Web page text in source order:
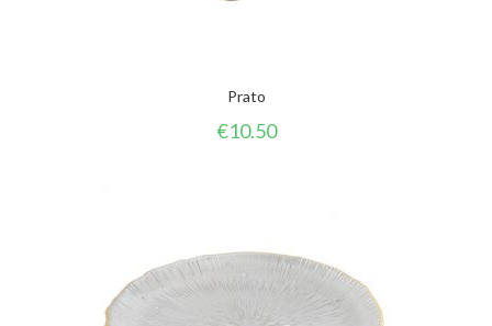
Prato
€10.50